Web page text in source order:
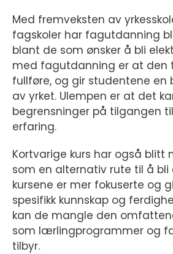
Med fremveksten av
fagskoler har fagutdanning
blant de som ønsker å bli
med fagutdanning er at den
fullføre, og gir studentene en
av yrket. Ulempen er at det
begrensninger på tilgangen
erfaring.
Kortvarige kurs har også blitt
som en alternativ rute til å bli
kursene er mer fokuserte og
spesifikk kunnskap og
kan de mangle den
som lærlingprogrammer og
tilbyr.